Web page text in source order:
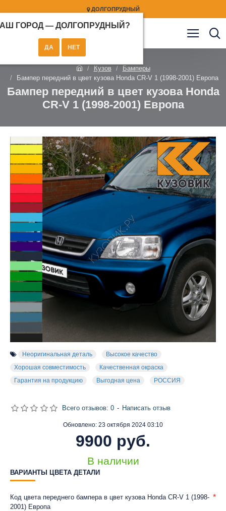
ДОЛГОПРУДНЫЙ
ГОРОД — ДОЛГОПРУДНЫЙ ?
Кузов
Бамперы
Бампер передний в цвет кузова Honda CR-V 1 (1998-2001) Европа
Бампер передний в цвет кузова Honda
CR-V 1 (1998-2001) Европа
Неоригинальная деталь
Высокое качество
Хорошая совместимость
Качественная окраска
Гарантия на продукцию
Выгодная цена РОССИЯ
Обновлено: 23 октября 2024 03:10
В наличии
Всего отзывов: 0 - Написать отзыв
9900 руб.
ВАРИАНТЫ ЦВЕТА ДЕТАЛИ
Код цвета переднего бампера в цвет кузова Honda CR-V 1 (1998-
2001) Европа